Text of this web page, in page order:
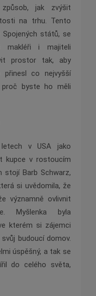
jak zvýšit
na trhu. Tento
států, se
makléři i majiteli
prostor tak, aby
co nejvyšší
byste ho měli
v USA jako
kupce v rostoucím
stojí Barb Schwarz,
si uvědomila, že
významně ovlivnit
Myšlenka byla
kterém si zájemci
budoucí domov.
úspěšný, a tak se
do celého světa,